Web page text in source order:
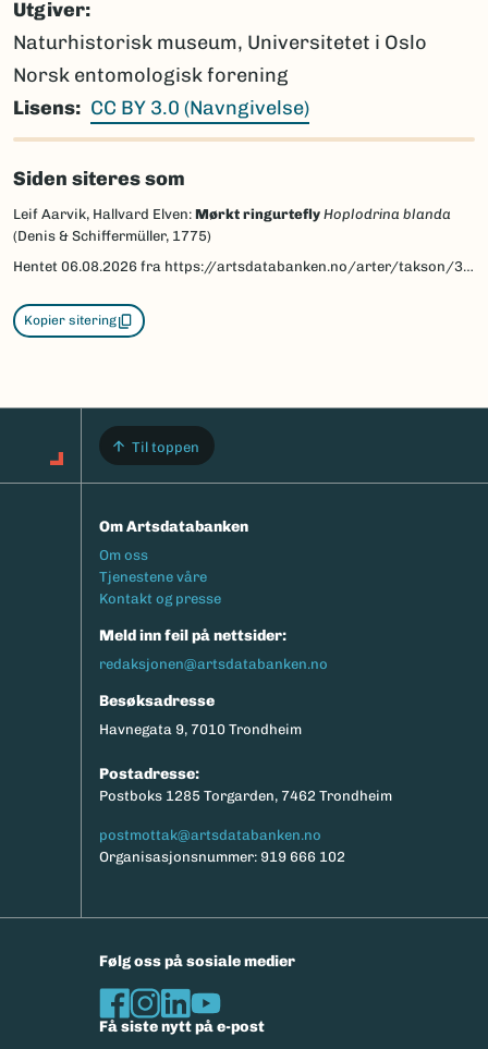
Utgiver
Naturhistorisk museum, Universitetet i Oslo
Norsk entomologisk forening
Lisens
CC BY 3.0 (Navngivelse)
Siden siteres som
Leif Aarvik, Hallvard Elven: Mørkt ringurtefly Hoplodrina blanda
(Denis & Schiffermüller, 1775)
Hentet 06.08.2026 fra https://artsdatabanken.no/arter/takson/30654/beskrivelse
Kopier sitering
Til toppen
Om Artsdatabanken
Footermeny
Om oss
Tjenestene våre
Kontakt og presse
Meld inn feil på nettsider:
redaksjonen@artsdatabanken.no
Besøksadresse
Havnegata 9, 7010 Trondheim
Postadresse:
Postboks 1285 Torgarden, 7462 Trondheim
postmottak@artsdatabanken.no
Organisasjonsnummer: 919 666 102
Følg oss på sosiale medier
Få siste nytt på e-post